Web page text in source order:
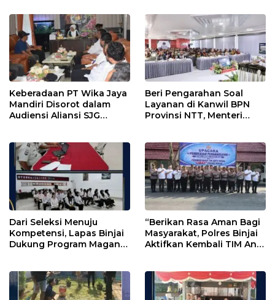
Keberadaan PT Wika Jaya
Mandiri Disorot dalam
Audiensi Aliansi SJG
Beri Pengarahan Soal
Layanan di Kanwil BPN
Provinsi NTT, Menteri
Dari Seleksi Menuju
Kompetensi, Lapas Binjai
Dukung Program Magang
“Berikan Rasa Aman Bagi
Masyarakat, Polres Binjai
Aktifkan Kembali TIM Anti